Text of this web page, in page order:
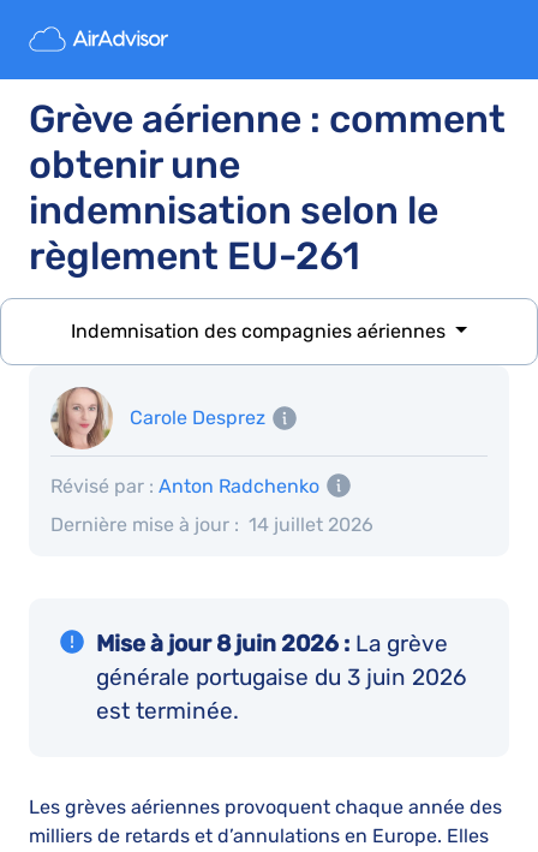
Grève aérienne : comment
obtenir une
indemnisation selon le
règlement EU-261
Indemnisation des compagnies aériennes
Carole Desprez
Dernière mise à jour : 14 juillet 2026
Révisé par : Anton Radchenko
Mise à jour 8 juin 2026 : La grève
générale portugaise du 3 juin 2026
est terminée.
Les grèves aériennes provoquent chaque année des
milliers de retards et d’annulations en Europe. Elles